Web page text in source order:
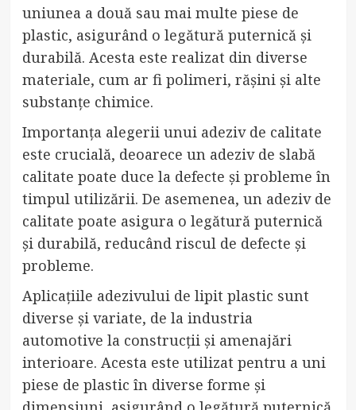
uniunea a două sau mai multe piese de
plastic, asigurând o legătură puternică și
durabilă. Acesta este realizat din diverse
materiale, cum ar fi polimeri, rășini și alte
substanțe chimice.
Importanța alegerii unui adeziv de calitate
este crucială, deoarece un adeziv de slabă
calitate poate duce la defecte și probleme în
timpul utilizării. De asemenea, un adeziv de
calitate poate asigura o legătură puternică
și durabilă, reducând riscul de defecte și
probleme.
Aplicațiile adezivului de lipit plastic sunt
diverse și variate, de la industria
automotive la construcții și amenajări
interioare. Acesta este utilizat pentru a uni
piese de plastic în diverse forme și